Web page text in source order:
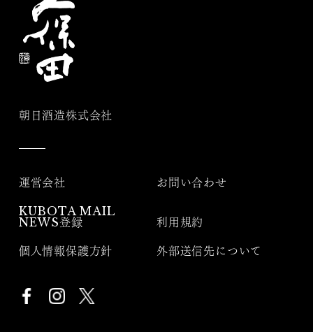
朝日酒造株式会社
運営会社 お問い合わせ
KUBOTA MAIL
NEWS登録
利用規約
個人情報保護方針 外部送信先について